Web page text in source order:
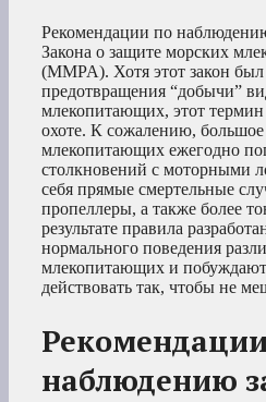
Рекомендации по
Закона о защите морских
(MMPA). Хотя этот закон был
предотвращения “добычи”
млекопитающих, этот термин
охоте. К сожалению,
млекопитающих ежегодно
столкновений с моторными
себя прямые смертельные
пропеллеры, а также более
результате правила
нормального поведения
млекопитающих и
действовать так, чтобы не
наблюдению